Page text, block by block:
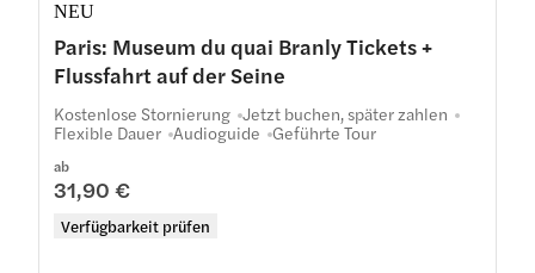
NEU
Paris: Museum du quai Branly Tickets +
Flussfahrt auf der Seine
ab
31,90 €
Verfügbarkeit prüfen
Kostenlose Stornierung Jetzt buchen, später zahlen
Flexible Dauer Audioguide Geführte Tour